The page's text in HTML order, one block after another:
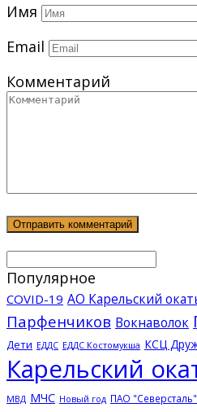
Имя
Email
Комментарий
Популярное
COVID-19 АО Карельский
Парфенчиков Вокнаволок
Дети ЕДДС ЕДДС Костомукша КСЦ
Карельский
МВД МЧС Новый год ПАО "Северсталь"